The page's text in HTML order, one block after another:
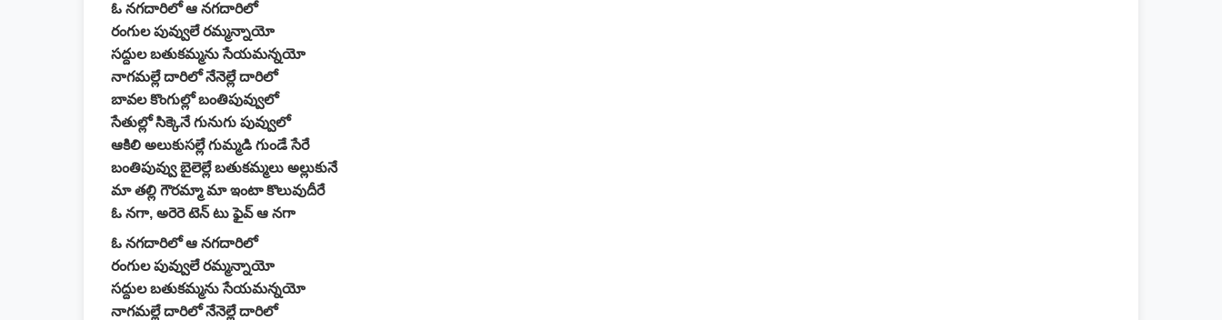
ఓ నగదారిలో ఆ నగదారిలో
రంగుల పువ్వులే రమ్మన్నాయో
సద్దుల బతుకమ్మను సేయమన్నయో
నాగమల్లే దారిలో నేనెల్లే దారిలో
బావల కొంగుల్లో బంతిపువ్వులో
సేతుల్లో సిక్కెనే గునుగు పువ్వులో
ఆకిలి అలుకుసల్లే గుమ్మడి గుండే సేరే
బంతిపువ్వు బైలెల్లే బతుకమ్మలు అల్లుకునే
మా తల్లి గౌరమ్మా మా ఇంటా కొలువుదీరే
ఓ నగా, అరెరె టెన్ టు ఫైవ్ ఆ నగా
ఓ నగదారిలో ఆ నగదారిలో
రంగుల పువ్వులే రమ్మన్నాయో
సద్దుల బతుకమ్మను సేయమన్నయో
నాగమల్లే దారిలో నేనెల్లే దారిలో